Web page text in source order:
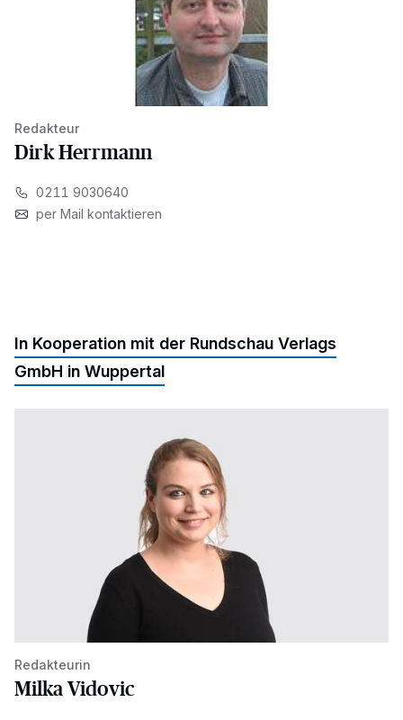
Redakteur
Dirk Herrmann
0211 9030640
per Mail kontaktieren
In Kooperation mit der Rundschau Verlags
GmbH in Wuppertal
Redakteurin
Milka Vidovic